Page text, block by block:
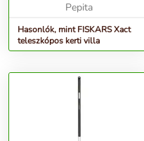
Pepita
Hasonlók, mint FISKARS Xact
teleszkópos kerti villa